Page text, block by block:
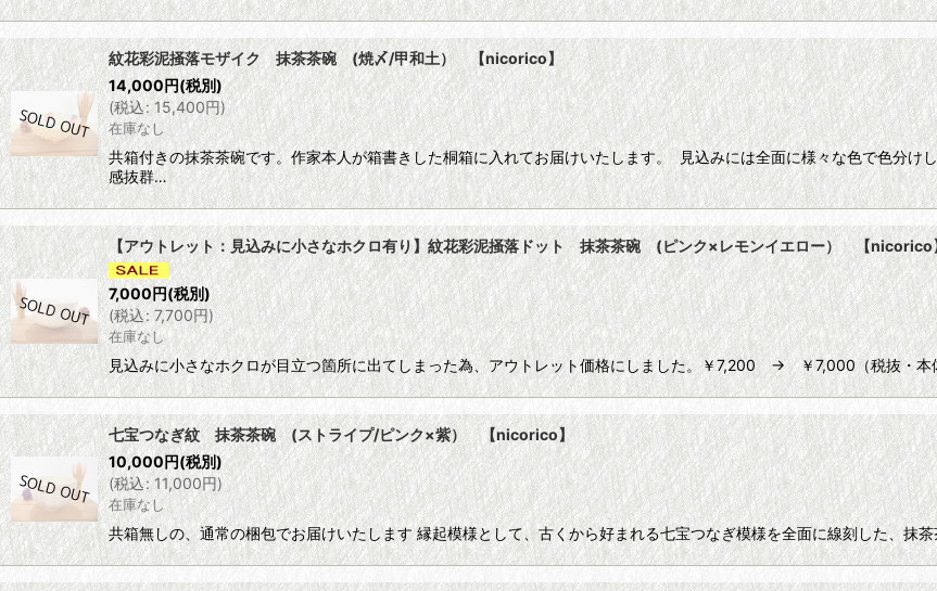
紋花彩泥掻落モザイク 抹茶茶碗 (焼〆/甲和土） 【nicorico】
14,000円(税別)
(税込: 15,400円)
在庫なし
共箱付きの抹茶茶碗です。作家本人が箱書きした桐箱に入れてお届けいたします。 見込みには全面に様々な色で色分け
感抜群…
【アウトレット：見込みに小さなホクロ有り】紋花彩泥掻落ドット 抹茶茶碗 (ピンク×レモンイエロー） 【nicorico
7,000円(税別)
(税込: 7,700円)
在庫なし
見込みに小さなホクロが目立つ箇所に出てしまった為、アウトレット価格にしました。￥7,200 → ￥7,000（税抜・
七宝つなぎ紋 抹茶茶碗 (ストライプ/ピンク×紫） 【nicorico】
10,000円(税別)
(税込: 11,000円)
在庫なし
共箱無しの、通常の梱包でお届けいたします 縁起模様として、古くから好まれる七宝つなぎ模様を全面に線刻した、